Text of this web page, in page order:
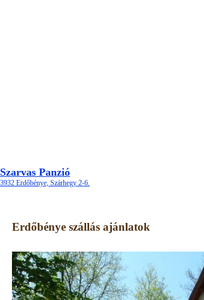
Szarvas Panzió
3932 Erdőbénye, Szárhegy 2-6.
Erdőbénye szállás ajánlatok